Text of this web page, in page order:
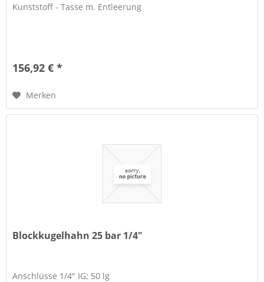
Kunststoff - Tasse m. Entleerung
156,92 € *
Merken
Blockkugelhahn 25 bar 1/4"
Anschlüsse 1/4" IG; 50 lg